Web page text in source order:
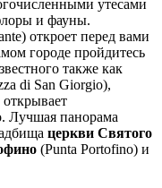
утесами
и фауны.
откроет перед вами
городе пройдитесь
также как
di San Giorgio),
открывает
Лучшая панорама
церкви Святого
(Punta Portofino) и